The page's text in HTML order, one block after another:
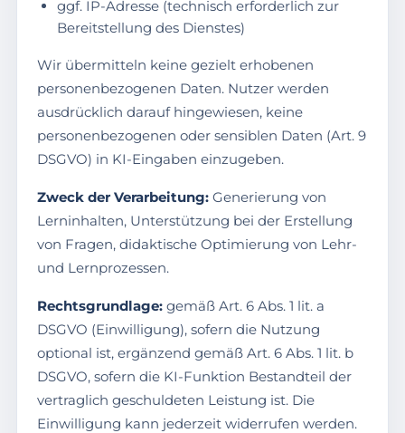
ggf. IP-Adresse (technisch erforderlich zur
Bereitstellung des Dienstes)
Wir übermitteln keine gezielt erhobenen
personenbezogenen Daten. Nutzer werden
ausdrücklich darauf hingewiesen, keine
personenbezogenen oder sensiblen Daten (Art. 9
DSGVO) in KI-Eingaben einzugeben.
Zweck der Verarbeitung: Generierung von
Lerninhalten, Unterstützung bei der Erstellung
von Fragen, didaktische Optimierung von Lehr-
und Lernprozessen.
Rechtsgrundlage: gemäß Art. 6 Abs. 1 lit. a
DSGVO (Einwilligung), sofern die Nutzung
optional ist, ergänzend gemäß Art. 6 Abs. 1 lit. b
DSGVO, sofern die KI-Funktion Bestandteil der
vertraglich geschuldeten Leistung ist. Die
Einwilligung kann jederzeit widerrufen werden.